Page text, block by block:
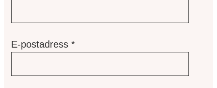
E-postadress *